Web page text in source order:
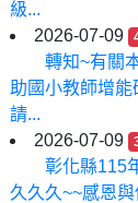
級...
2026-07-09
轉知~有關
助國小教師增能
請...
2026-07-09
彰化縣115
久久久~~感恩